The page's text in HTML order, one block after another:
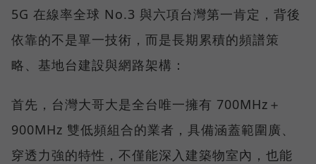
5G 在線率全球 No.3 與六項台灣第一肯定，背後
依靠的不是單一技術，而是長期累積的頻譜策
略、基地台建設與網路架構：
首先，台灣大哥大是全台唯一擁有 700MHz＋
900MHz 雙低頻組合的業者，具備涵蓋範圍廣、
穿透力強的特性，不僅能深入建築物室內，也能